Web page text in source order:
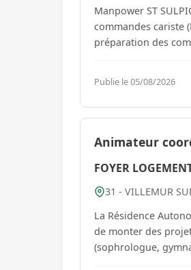
Manpower ST
commandes cariste
Publie le 05/08/2026
Animateur
FOYER
31 - VILLEMUR
La Résidence
de monter des